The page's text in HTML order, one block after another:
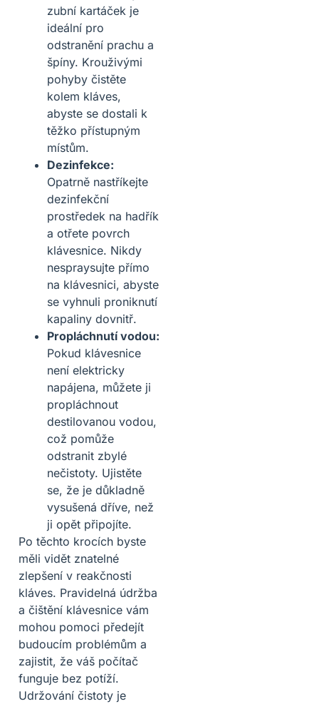
zubní kartáček je
ideální pro
odstranění prachu a
špíny. Krouživými
pohyby čistěte
kolem kláves,
abyste se dostali k
těžko přístupným
místům.
Dezinfekce:
Opatrně nastříkejte
dezinfekční
prostředek na hadřík
a otřete povrch
klávesnice. Nikdy
nespraysujte přímo
na klávesnici, abyste
se vyhnuli proniknutí
kapaliny dovnitř.
Propláchnutí vodou:
Pokud klávesnice
není elektricky
napájena, můžete ji
propláchnout
destilovanou vodou,
což pomůže
odstranit zbylé
nečistoty. Ujistěte
se, že je důkladně
vysušená dříve, než
ji opět připojíte.
Po těchto krocích byste
měli vidět znatelné
zlepšení v reakčnosti
kláves. Pravidelná údržba
a čištění klávesnice vám
mohou pomoci předejít
budoucím problémům a
zajistit, že váš počítač
funguje bez potíží.
Udržování čistoty je